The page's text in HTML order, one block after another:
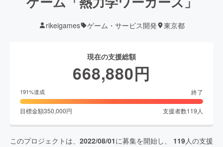
rikeigames ゲーム・サービス開発 東京都
現在の支援総額
668,880円
191%達成 終了
目標金額350,000円 支援者数119 人
このプロジェクトは、 2022/08/01に募集を開始し、 119人の支援